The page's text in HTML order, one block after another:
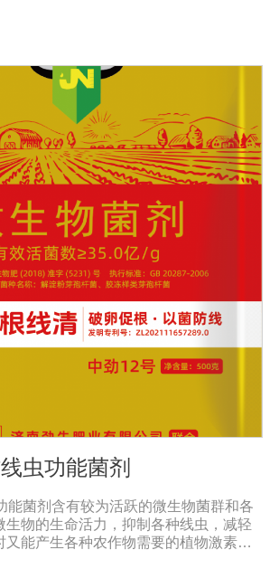
以及维生素，能不同程度地刺激调节植
铁载体、抗生素、系统防卫酶等多种
菌或真菌性病害或诱导系统抗性间接达
作用。●传导性强，生根护根，平衡土壤
疫能力，提高植物对高温、低温、干
逆境的抗逆能力。●营养丰富，促进植物
加柔软浓绿、毛细根增多，预防早衰，
范围】玉米、小麦、果树、土豆、红
黄瓜丶韮菜、甘蓝等瓜果、蔬菜。【注
含大量有益活菌，不可与杀菌剂混合使
雾器一定要认真清洗后在喷菌剂。2.本
要现混现用。【贮 存】于阴凉干燥处保
和雨淋【保 质 期】24个月【性 状】粉
亿/克
虫功能菌剂
能菌剂含有较为活跃的微生物菌群和各
生物的生命活力，抑制各种线虫，减轻
又能产生各种农作物需要的植物激素、